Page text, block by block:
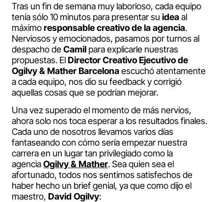
Tras un fin de semana muy laborioso, cada equipo
tenía sólo 10 minutos para presentar su ideaal
máximoresponsable creativo de la agencia.
Nerviosos y emocionados, pasamos por turnos al
despacho deCamil para explicarle nuestras
propuestas. ElDirector Creativo Ejecutivo de
Ogilvy & Mather Barcelonaescuchó atentamente
a cada equipo, nos dio su feedback y corrigió
aquellas cosas que se podrían mejorar.
Una vez superado el momento de más nervios,
ahora solo nos toca esperar a los resultados finales.
Cada uno de nosotros llevamos varios días
fantaseando con cómo sería empezar nuestra
carrera en un lugar tan privilegiado como la
agenciaOgilvy & Mather.Sea quien sea el
afortunado, todos nos sentimos satisfechos de
haber hecho un brief genial, ya que como dijo el
maestro, David Ogilvy: